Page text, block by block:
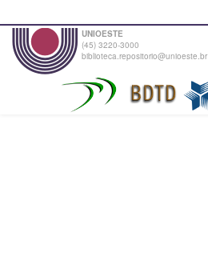
UNIOESTE
(45) 3220-3000
biblioteca.repositorio@unioeste.br